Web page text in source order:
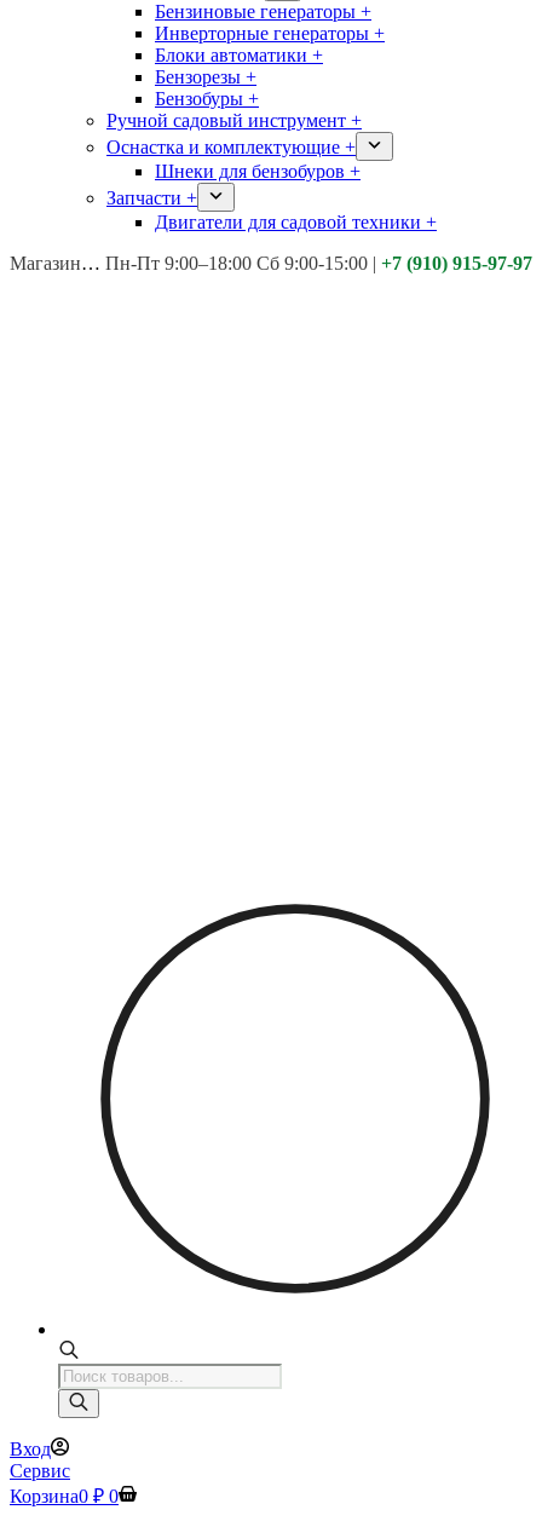
Бензиновые генераторы +
Инверторные генераторы +
Блоки автоматики +
Бензорезы +
Бензобуры +
Ручной садовый инструмент +
Оснастка и комплектующие +
Шнеки для бензобуров +
Запчасти +
Двигатели для садовой техники +
Магазины: Калуга ул. Московская д.113
Пн-Пт 9:00–18:00 Сб 9:00-15:00 | +7 (910) 915-97-97
Поиск
товаров
Вход
Сервис
Корзина0 ₽ 0